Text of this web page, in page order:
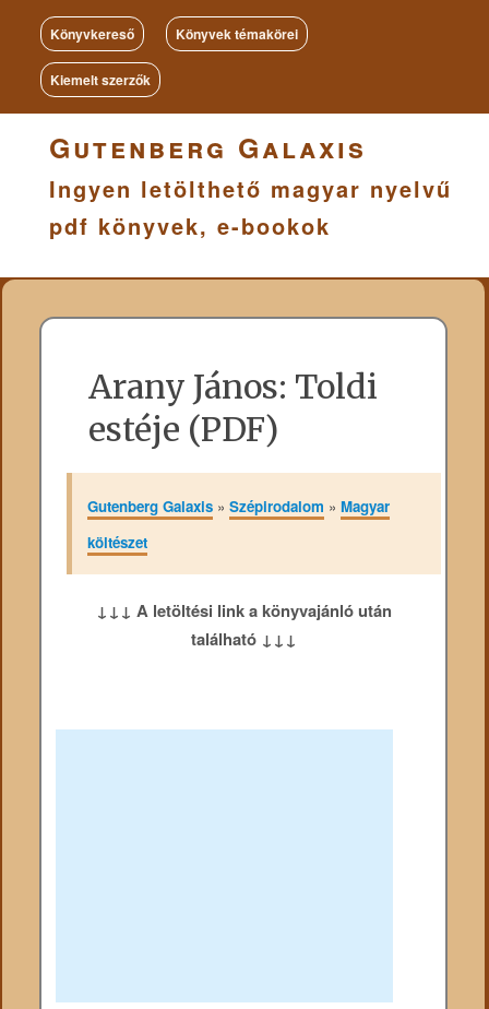
Könyvkereső Könyvek témakörei
Kiemelt szerzők
Gutenberg Galaxis
Ingyen letölthető magyar nyelvű
pdf könyvek, e-bookok
Arany János: Toldi
estéje (PDF)
Gutenberg Galaxis» Szépirodalom » Magyar
költészet
↓↓↓ A letöltési link a könyvajánló után
található ↓↓↓